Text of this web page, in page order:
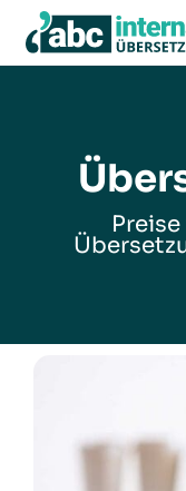
+49 30